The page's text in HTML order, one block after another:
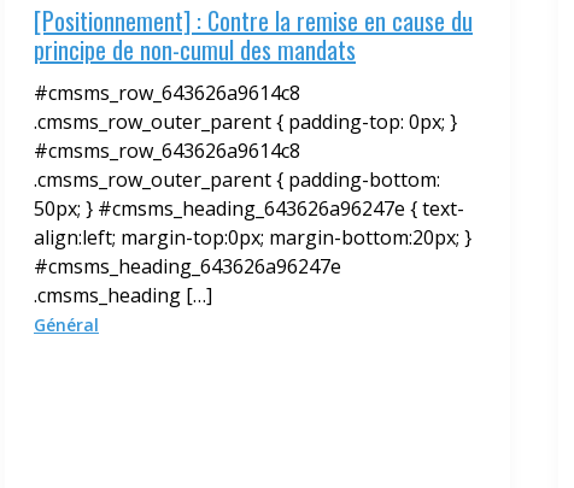
[Positionnement] : Contre la remise en cause du
principe de non-cumul des mandats
#cmsms_row_643626a9614c8
.cmsms_row_outer_parent { padding-top: 0px; }
#cmsms_row_643626a9614c8
.cmsms_row_outer_parent { padding-bottom:
50px; } #cmsms_heading_643626a96247e { text-
align:left; margin-top:0px; margin-bottom:20px; }
#cmsms_heading_643626a96247e
.cmsms_heading […]
Général